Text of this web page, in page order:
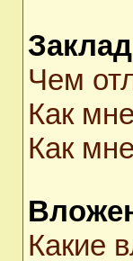
Чем
Как
Как
Какие